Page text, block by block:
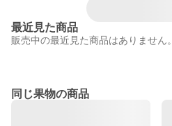
最近見た商品
販売中の最近見た商品はありません。
同じ果物の商品